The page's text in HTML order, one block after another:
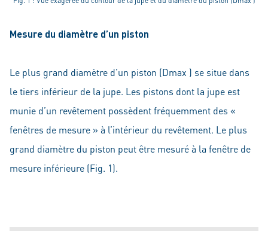
Mesure du diamètre d’un piston
Le plus grand diamètre d’un piston (Dmax ) se situe dans
le tiers inférieur de la jupe. Les pistons dont la jupe est
munie d’un revêtement possèdent fréquemment des «
fenêtres de mesure » à l’intérieur du revêtement. Le plus
grand diamètre du piston peut être mesuré à la fenêtre de
mesure inférieure (Fig. 1).